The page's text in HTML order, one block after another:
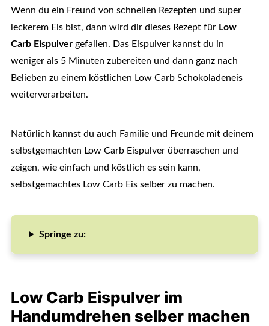
Wenn du ein Freund von schnellen Rezepten und super
leckerem Eis bist, dann wird dir dieses Rezept für Low
Carb Eispulvergefallen. Das Eispulver kannst du in
weniger als 5 Minuten zubereiten und dann ganz nach
Belieben zu einem köstlichen Low Carb Schokoladeneis
weiterverarbeiten.
Natürlich kannst du auch Familie und Freunde mit deinem
selbstgemachten Low Carb Eispulver überraschen und
zeigen, wie einfach und köstlich es sein kann,
selbstgemachtes Low Carb Eis selber zu machen.
Springe zu:
Low Carb Eispulver im
Handumdrehen selber machen